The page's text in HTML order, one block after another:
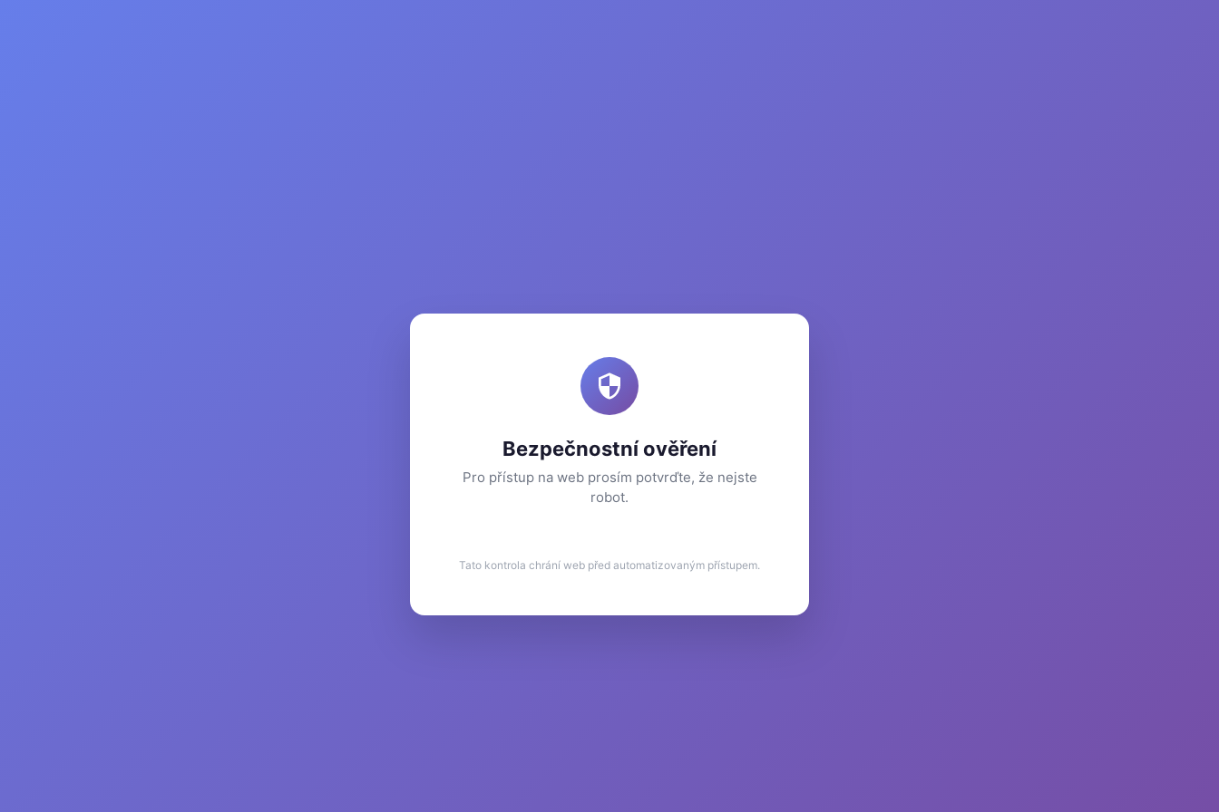
Bezpečnostní ověření
Pro přístup na web prosím potvrďte, že nejste
robot.
Tato kontrola chrání web před automatizovaným přístupem.